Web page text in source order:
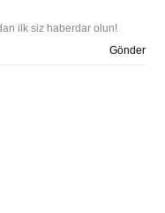
ilk siz haberdar olun!
Gönder